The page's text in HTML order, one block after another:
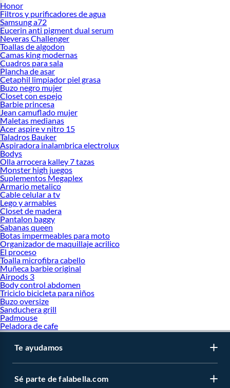
Honor
Filtros y purificadores de agua
Samsung a72
Eucerin anti pigment dual serum
Neveras Challenger
Toallas de algodon
Camas king modernas
Cuadros para sala
Plancha de asar
Cetaphil limpiador piel grasa
Buzo negro mujer
Closet con espejo
Barbie princesa
Jean camuflado mujer
Maletas medianas
Acer aspire v nitro 15
Taladros Bauker
Aspiradora inalambrica electrolux
Bodys
Olla arrocera kalley 7 tazas
Monster high juegos
Suplementos Megaplex
Armario metalico
Cable celular a tv
Lego y armables
Closet de madera
Pantalon baggy
Sabanas queen
Botas impermeables para moto
Organizador de maquillaje acrilico
El proceso
Toalla microfibra cabello
Muñeca barbie original
Airpods 3
Body control abdomen
Triciclo bicicleta para niños
Buzo oversize
Sanduchera grill
Padmouse
Peladora de cafe
Te ayudamos
Sé parte de falabella.com